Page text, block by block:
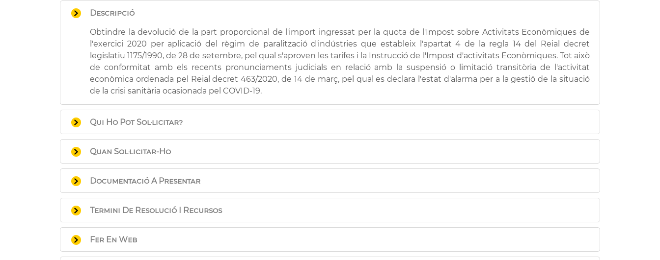
Descripció
Obtindre la devolució de la part proporcional de l'import ingressat per la quota de l'Impost sobre Activitats Econòmiques de
l'exercici 2020 per aplicació del règim de paralització d'indústries que estableix l'apartat 4 de la regla 14 del Reial decret
legislatiu 1175/1990, de 28 de setembre, pel qual s'aproven les tarifes i la Instrucció de l'Impost d'activitats Econòmiques. Tot això
de conformitat amb els recents pronunciaments judicials en relació amb la suspensió o limitació transitòria de l'activitat
econòmica ordenada pel Reial decret 463/2020, de 14 de març, pel qual es declara l'estat d'alarma per a la gestió de la situació
de la crisi sanitària ocasionada pel COVID-19.
Qui Ho Pot Sol·licitar?
Les persones interessades que hagen efectuat l'ingrés del rebut de l'Impost sobre Activitats Econòmiques de l'exercici 2020 i
que no exerciren cap activitat durant l'estat d'alarma, això és, del 14 de març al 21 de juny de 2020
Quan Sol·licitar-Ho
Abans del transcurs del termini de 4 anys des que es va realitzar l'ingrés. A partir d'eixe moment prescriu el dret a la devolució.
Documentació A Presentar
La sol·licitud es presenta en aquesta Seu Electrònica.S'emplenarà el formulari després de prémer el botó “Iniciar tràmit” i
s'adjuntarà la documentació que s'indica.
Documentació per a tots els casos:
Acreditació del núm. de compte d'entitat bancària, en la qual efectuar, en el seu cas, la devolució mitjançant transferència
Termini De Resolució I Recursos
Recursos que poden interposar-se:
Recurs Contenciós-Administratiu (termini d'interposició: dos mesos)
Silenci Administratiu:Desestimatori
Fer En Web